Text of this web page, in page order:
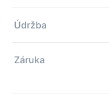
Údržba
Záruka